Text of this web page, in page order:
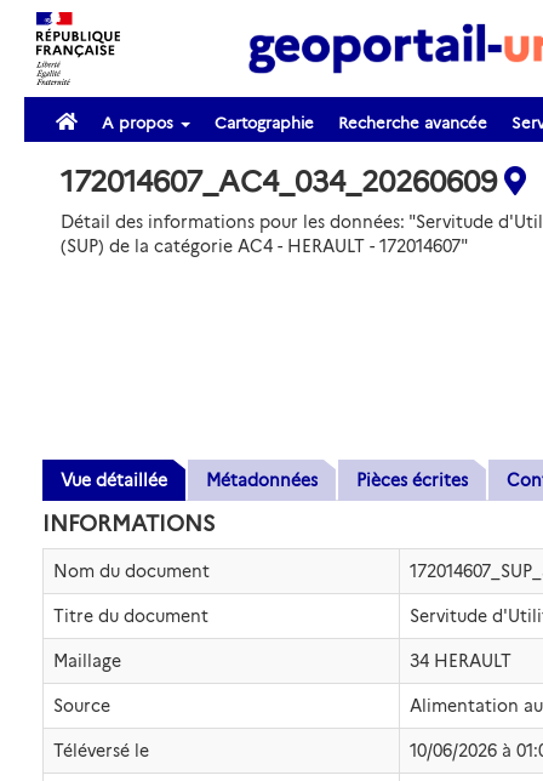
A propos Cartographie Recherche avancée
172014607_AC4_034_20260609
Détail des informations pour les données: "Servitude
(SUP) de la catégorie AC4 - HERAULT - 172014607"
Vue détaillée Métadonnées Pièces écrites
INFORMATIONS
Nom du document
Titre du document Servitude
Maillage 34 HERAULT
Source Alimentation
Téléversé le 10/06/2026 à